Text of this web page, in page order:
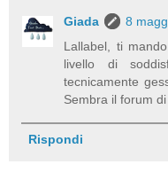
Giada
8
Lallabel, ti
livello di
tecnicamente
Sembra il forum
Rispondi